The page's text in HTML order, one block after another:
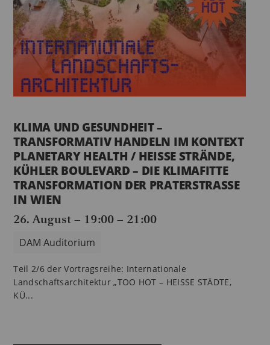
KLIMA UND GESUNDHEIT –
TRANSFORMATIV HANDELN IM KONTEXT
PLANETARY HEALTH / HEISSE STRÄNDE,
KÜHLER BOULEVARD – DIE KLIMAFITTE
TRANSFORMATION DER PRATERSTRASSE
IN WIEN
26. August – 19:00– 21:00
DAM Auditorium
Teil 2/6 der Vortragsreihe: Internationale
Landschaftsarchitektur „TOO HOT – HEISSE STÄDTE,
KÜ...